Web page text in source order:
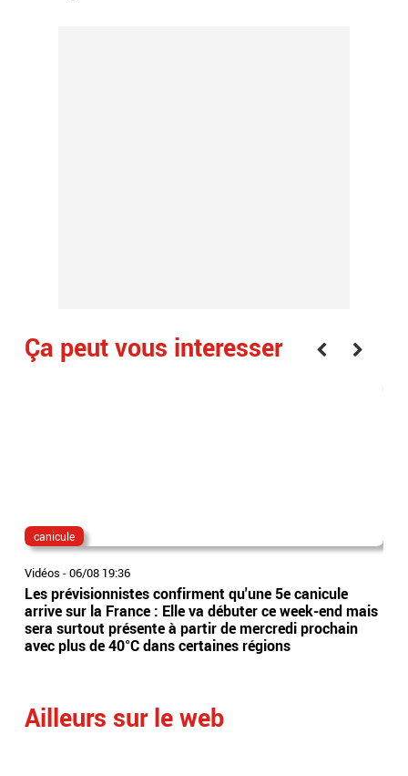
Ça peut vous interesser
canicule
Vidéos -06/08 19:36
Les prévisionnistes confirment qu'une 5e canicule
arrive sur la France : Elle va débuter ce week-end mais
sera surtout présente à partir de mercredi prochain
avec plus de 40°C dans certaines régions
Ailleurs sur le web